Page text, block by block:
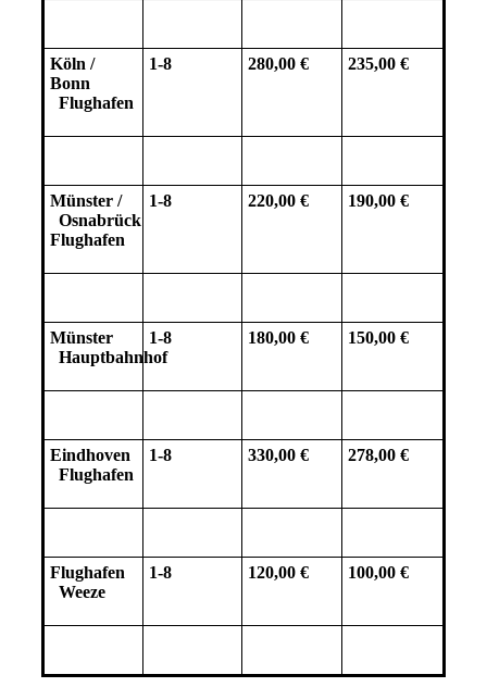
Köln /
Bonn
Flughafen
1-8 280,00 € 235,00 €
Münster /
Osnabrück
Flughafen
1-8 220,00 € 190,00 €
Münster
Hauptbahnhof
1-8 180,00 € 150,00 €
Eindhoven
Flughafen
1-8 330,00 € 278,00 €
Flughafen
Weeze
1-8 120,00 € 100,00 €